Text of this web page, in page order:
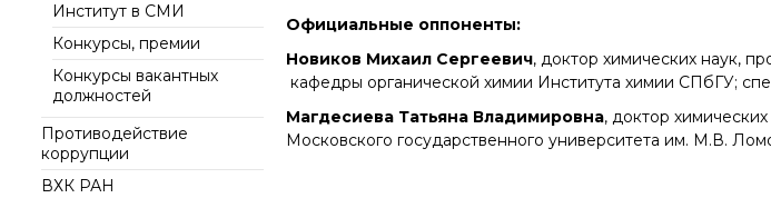
Мероприятия
Конференции
Национальные
Институт в СМИ
Конкурсы, премии
Конкурсы вакантных
должностей
Противодействие
коррупции
ВХК РАН
Официальные оппоненты:
Новиков Михаил Сергеевич, доктор химических наук,
кафедры органической химии Института химии СПбГУ;
Магдесиева Татьяна Владимировна, доктор
Московского государственного университета им. М.В.